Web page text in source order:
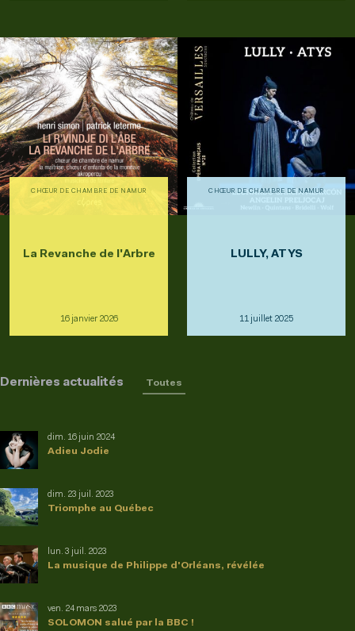
CHŒUR DE CHAMBRE DE NAMUR
La Revanche de l'Arbre
16 janvier 2026
CHŒUR DE CHAMBRE DE NAMUR
LULLY, ATYS
11 juillet 2025
Dernières actualités Toutes
Adieu Jodie
dim. 16 juin 2024
Triomphe au Québec
dim. 23 juil. 2023
La musique de Philippe d'Orléans, révélée
lun. 3 juil. 2023
SOLOMON salué par la BBC !
ven. 24 mars 2023